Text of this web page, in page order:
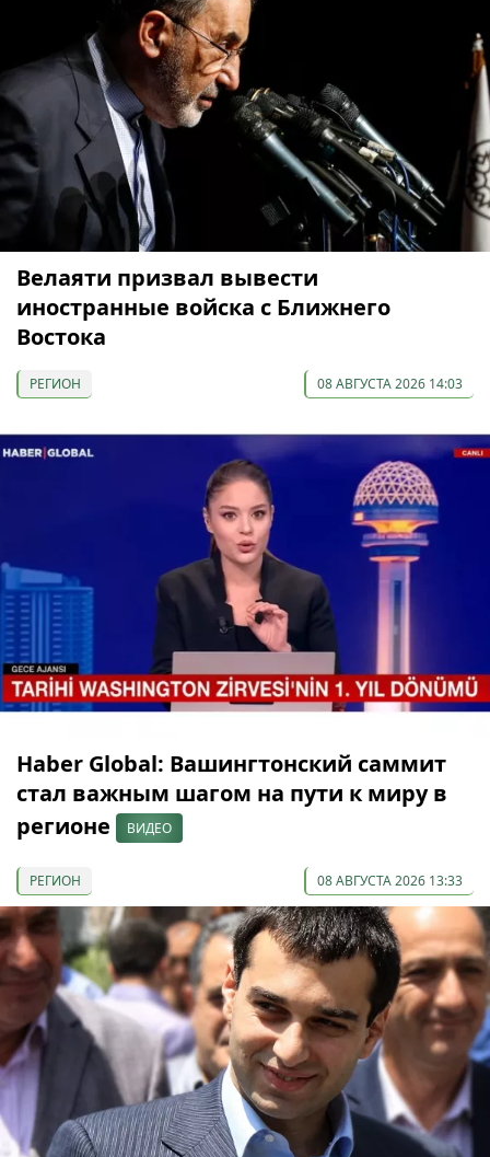
Велаяти призвал вывести
иностранные войска с Ближнего
Востока
РЕГИОН 08 АВГУСТА 2026 14:03
Haber Global: Вашингтонский саммит
стал важным шагом на пути к миру в
регионе
ВИДЕО
РЕГИОН 08 АВГУСТА 2026 13:33